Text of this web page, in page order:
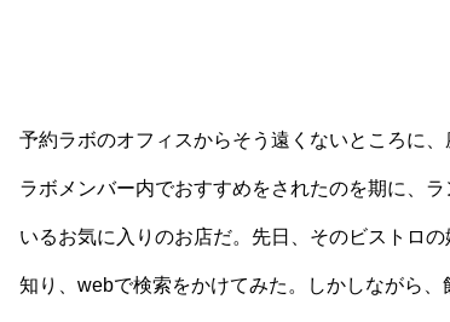
予約ラボのオフィスからそう遠くないところに
ラボメンバー内でおすすめをされたのを期に、
いるお気に入りのお店だ。先日、そのビストロ
知り、webで検索をかけてみた。しかしながら、